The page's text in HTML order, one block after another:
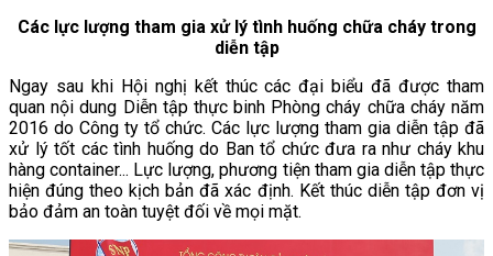
Các lực lượng tham gia xử lý tình huống chữa cháy trong
diễn tập
Ngay sau khi Hội nghị kết thúc các đại biểu đã được tham
quan nội dung Diễn tập thực binh Phòng cháy chữa cháy năm
2016 do Công ty tổ chức. Các lực lượng tham gia diễn tập đã
xử lý tốt các tình huống do Ban tổ chức đưa ra như cháy khu
hàng container... Lực lượng, phương tiện tham gia diễn tập thực
hiện đúng theo kịch bản đã xác định. Kết thúc diễn tập đơn vị
bảo đảm an toàn tuyệt đối về mọi mặt.